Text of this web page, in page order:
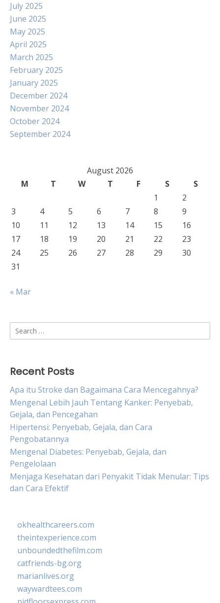
July 2025
June 2025
May 2025
April 2025
March 2025
February 2025
January 2025
December 2024
November 2024
October 2024
September 2024
August 2026
M
T W T F S
S
1
2
3
4 5 6 7 8
9
10
11 12 13 14 15
16
17
18 19 20 21 22
23
24
25 26 27 28 29
30
31
« Mar
Search
for:
Recent Posts
Apa itu Stroke dan Bagaimana Cara Mencegahnya?
Mengenal Lebih Jauh Tentang Kanker: Penyebab,
Gejala, dan Pencegahan
Hipertensi: Penyebab, Gejala, dan Cara
Pengobatannya
Mengenal Diabetes: Penyebab, Gejala, dan
Pengelolaan
Menjaga Kesehatan dari Penyakit Tidak Menular: Tips
dan Cara Efektif
okhealthcareers.com
theintexperience.com
unboundedthefilm.com
catfriends-bg.org
marianlives.org
waywardtees.com